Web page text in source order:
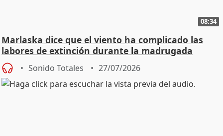
08:34
Marlaska dice que el viento ha complicado las
labores de extinción durante la madrugada
Sonido Totales 27/07/2026